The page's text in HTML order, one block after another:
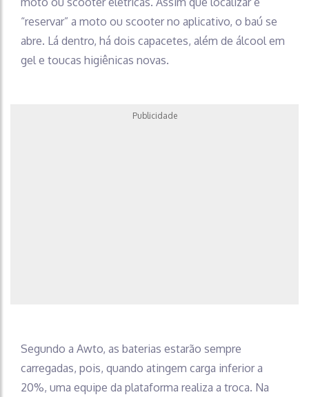
“reservar” a moto ou scooter no aplicativo, o baú se
abre. Lá dentro, há dois capacetes, além de álcool em
gel e toucas higiênicas novas.
Publicidade
Segundo a Awto, as baterias estarão sempre
carregadas, pois, quando atingem carga inferior a
20%, uma equipe da plataforma realiza a troca. Na